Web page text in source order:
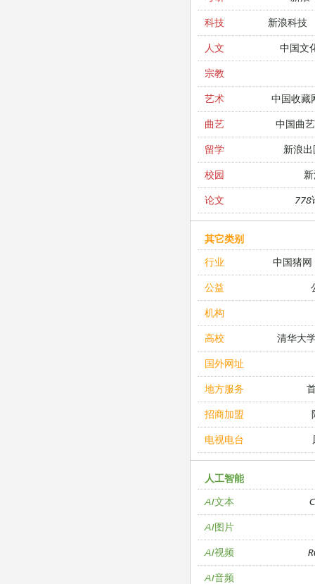
科技 新浪科技
人文 中国文
宗教
艺术 中国收藏
曲艺 中国曲
留学 新浪
校园
论文 778
其它类别
行业
中国猪网
公益
机构
高校 清华大
国外网址
地方服务
招商加盟
电视电台
人工智能
AI文本
AI图片
AI视频
AI音频